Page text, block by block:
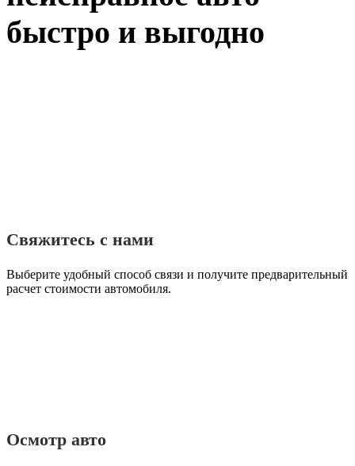
быстро и выгодно
Свяжитесь с нами
Выберите удобный способ связи и получите предварительный
расчет стоимости автомобиля.
Осмотр авто